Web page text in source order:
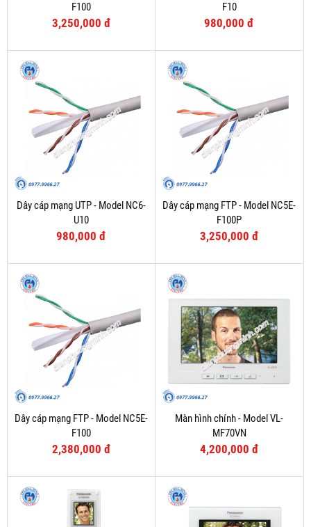
F100
3,250,000 đ
F10
980,000 đ
Dây cáp mạng UTP - Model NC6-
U10
980,000 đ
Dây cáp mạng FTP - Model NC5E-
F100P
3,250,000 đ
Dây cáp mạng FTP - Model NC5E-
F100
2,380,000 đ
Màn hình chính - Model VL-
MF70VN
4,200,000 đ